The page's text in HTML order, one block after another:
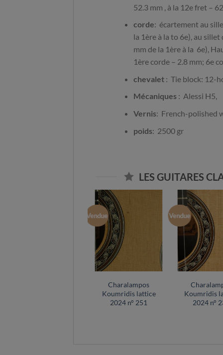
52.3 mm , à la 12e fret –
corde: écartement au
la 1ère à la to 6e), au
mm de la 1ère à la 6e),
1ère corde – 2.8 mm; 6e
chevalet : Tie block: 12-
Mécaniques : Alessi H5,
Vernis: French-polished
poids: 2500 gr
LES GUITARES
Vendue
Charalampos
Koumridis lattice
2024 n° 251
Vendue
Koumridis
2024 n°